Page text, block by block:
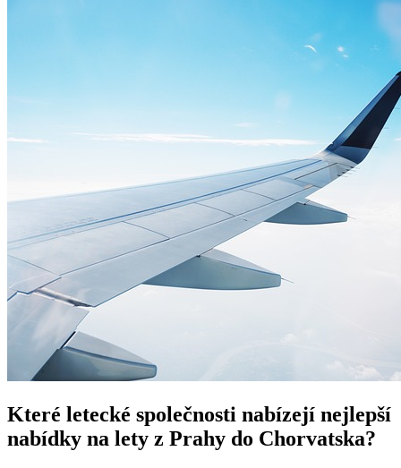
Které letecké společnosti nabízejí nejlepší
nabídky na lety z Prahy do Chorvatska?